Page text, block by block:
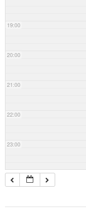
19:00
20:00
21:00
22:00
23:00